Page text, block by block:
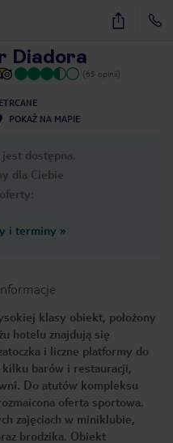
27
Diadora
(65 opinii)
POKAŻ NA MAPIE
dostępna.
dla Ciebie
i terminy »
klasy obiekt, położony
hotelu znajdują się
i liczne platformy do
kilku barów i restauracji,
Do atutów kompleksu
oferta sportowa.
zajęciach w miniklubie,
brodzika. Obiekt